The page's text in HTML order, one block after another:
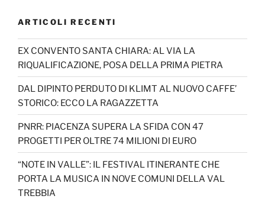
ARTICOLI RECENTI
EX CONVENTO SANTA CHIARA: AL VIA LA
RIQUALIFICAZIONE, POSA DELLA PRIMA PIETRA
DAL DIPINTO PERDUTO DI KLIMT AL NUOVO CAFFE’
STORICO: ECCO LA RAGAZZETTA
PNRR: PIACENZA SUPERA LA SFIDA CON 47
PROGETTI PER OLTRE 74 MILIONI DI EURO
“NOTE IN VALLE”: IL FESTIVAL ITINERANTE CHE
PORTA LA MUSICA IN NOVE COMUNI DELLA VAL
TREBBIA